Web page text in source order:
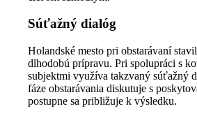
Súťažný dialóg
Holandské mesto pri obstarávaní
dlhodobú prípravu. Pri spolupráci s
subjektmi využíva takzvaný súťažný
fáze obstarávania diskutuje s
postupne sa približuje k výsledku.